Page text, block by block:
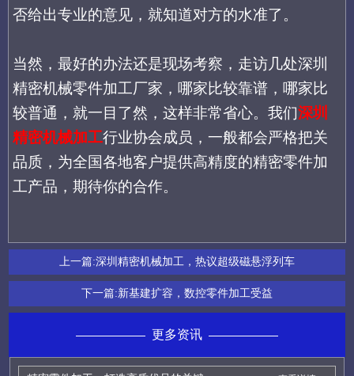
否给出专业的意见，就知道对方的水准了。
当然， 最好的办法还是现场考察 ， 走访几处深圳
精密机械零件加工厂家 ， 哪家比较靠谱，哪家比
较普通，就一目了然 ，这样非常省心。我们深圳
精密机械加工行业协会成员，一般都会严格把关
品质，为全国各地客户提供高精度的精密零件加
工产品 ， 期待你的合作。
上一篇:深圳精密机械加工，热议超级磁悬浮列车
下一篇:新基建扩容，数控零件加工受益
更多资讯